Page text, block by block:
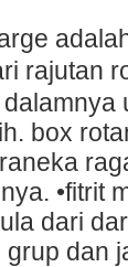
rajutan
box
•fitrit
dari
grup dan